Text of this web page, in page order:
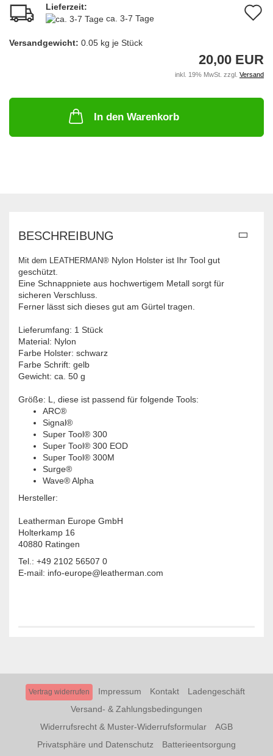
Lieferzeit:
ca. 3-7 Tage
Versandgewicht: 0.05 kg je Stück
20,00 EUR
inkl. 19% MwSt. zzgl. Versand
In den Warenkorb
BESCHREIBUNG
Mit dem LEATHERMAN® Nylon Holster ist Ihr Tool gut
geschützt.
Eine Schnappniete aus hochwertigem Metall sorgt für
sicheren Verschluss.
Ferner lässt sich dieses gut am Gürtel tragen.
Lieferumfang: 1 Stück
Material: Nylon
Farbe Holster: schwarz
Farbe Schrift: gelb
Gewicht: ca. 50 g
Größe: L, diese ist passend für folgende Tools:
ARC®
Signal®
Super Tool® 300
Super Tool® 300 EOD
Super Tool® 300M
Surge®
Wave® Alpha
Hersteller:
Leatherman Europe GmbH
Holterkamp 16
40880 Ratingen
Tel.: +49 2102 56507 0
E-mail: info-europe@leatherman.com
Vertrag widerrufen Impressum Kontakt
Ladengeschäft
Versand- & Zahlungsbedingungen
Widerrufsrecht & Muster-Widerrufsformular
AGB
Privatsphäre und Datenschutz
Batterieentsorgung